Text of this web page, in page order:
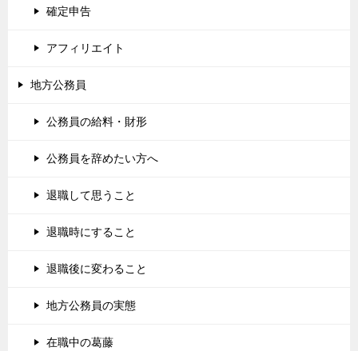
確定申告
アフィリエイト
地方公務員
公務員の給料・財形
公務員を辞めたい方へ
退職して思うこと
退職時にすること
退職後に変わること
地方公務員の実態
在職中の葛藤